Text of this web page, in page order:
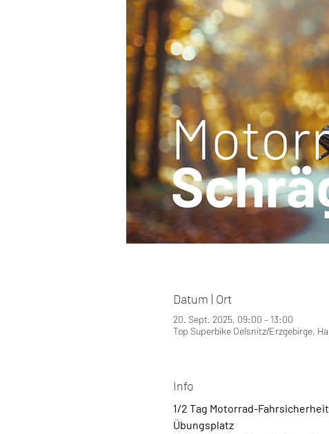
Datum | Ort
20. Sept. 2025, 09:00 – 13:00
Top Superbike Oelsnitz/Erzgebirge,
Info
1/2 Tag Motorrad-
Übungsplatz